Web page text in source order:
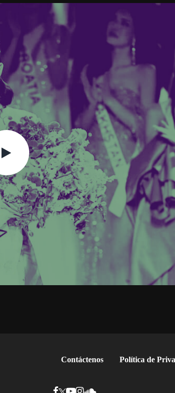
Contáctenos Política de